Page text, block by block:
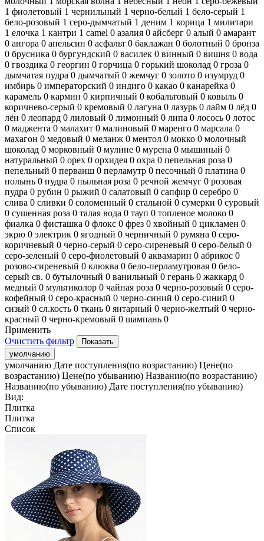
1 фиолетовый 1 чернильный 1 черно-белый 1 бело-серый 1
бело-розовый 1 серо-дымчатый 1 деним 1 корица 1 милитари
1 елочка 1 кантри 1 camel 0 азалия 0 айсберг 0 алый 0 амарант
0 ангора 0 апельсин 0 асфальт 0 баклажан 0 болотный 0 бронза
0 брусника 0 бургундский 0 василек 0 винный 0 вишня 0 вода
0 гвоздика 0 георгин 0 горчица 0 горький шоколад 0 гроза 0
дымчатая пудра 0 дымчатый 0 жемчуг 0 золото 0 изумруд 0
имбирь 0 императорский 0 индиго 0 какао 0 канарейка 0
карамель 0 кармин 0 кирпичный 0 кобальтовый 0 ковыль 0
коричнево-серый 0 кремовый 0 лагуна 0 лазурь 0 лайм 0 лёд 0
лён 0 леопард 0 лиловый 0 лимонный 0 липа 0 лосось 0 лотос
0 маджента 0 малахит 0 малиновый 0 маренго 0 марсала 0
махагон 0 медовый 0 меланж 0 ментол 0 мокко 0 молочный
шоколад 0 морковный 0 мулине 0 мурена 0 мышиный 0
натуральный 0 орех 0 орхидея 0 охра 0 пепельная роза 0
пепельный 0 перванш 0 перламутр 0 песочный 0 платина 0
полынь 0 пудра 0 пыльная роза 0 речной жемчуг 0 розовая
пудра 0 рубин 0 рыжий 0 салатовый 0 сапфир 0 серебро 0
слива 0 сливки 0 соломенный 0 стальной 0 сумерки 0 суровый
0 сушенная роза 0 талая вода 0 тауп 0 топленое молоко 0
фиалка 0 фисташка 0 флокс 0 фрез 0 хвойный 0 цикламен 0
экрю 0 электрик 0 ягодный 0 черничный 0 румяна 0 серо-
коричневый 0 черно-серый 0 серо-сиреневый 0 серо-белый 0
серо-зеленый 0 серо-фиолетовый 0 аквамарин 0 абрикос 0
розово-сиреневый 0 клюква 0 бело-перламутровая 0 бело-
серый св. 0 бутылочный 0 ванильный 0 герань 0 жаккард 0
медный 0 мультиколор 0 чайная роза 0 черно-розовый 0 серо-
кофейный 0 серо-красный 0 черно-синий 0 серо-синий 0
сизый 0 сл.кость 0 ткань 0 янтарный 0 черно-желтый 0 черно-
красный 0 черно-кремовый 0 шампань 0
Применить
Очистить фильтр
умолчанию
умолчанию Дате поступления(по возрастанию) Цене(по
возрастанию) Цене(по убыванию) Названию(по возрастанию)
Названию(по убыванию) Дате поступления(по убыванию)
Вид:
Плитка
Плитка
Список